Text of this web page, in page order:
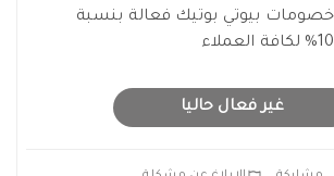
خصومات بيوتي بوتيك فعالة بنسبة
10% لكافة العملاء
غير فعال حاليا